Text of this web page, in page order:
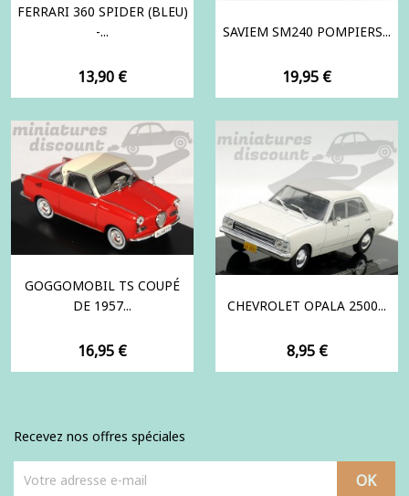
FERRARI 360 SPIDER (BLEU)
-...
Prix
13,90 €
SAVIEM SM240 POMPIERS...
Prix
19,95 €
GOGGOMOBIL TS COUPÉ
DE 1957...
Prix
16,95 €
CHEVROLET OPALA 2500...
Prix
8,95 €
Recevez nos offres spéciales